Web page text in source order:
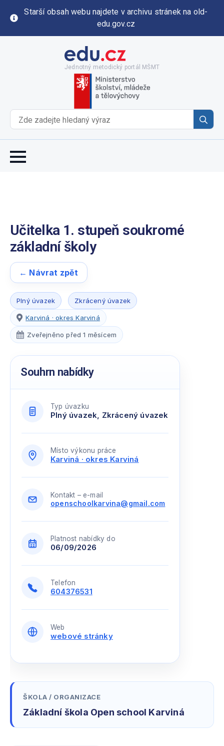
Starší obsah webu najdete v archivu stránek na old-
edu.gov.cz
Jednotný metodický portál MŠMT
for:
Učitelka 1. stupeň soukromé
základní školy
← Návrat zpět
Plný úvazek Zkrácený úvazek
Karviná · okres Karviná
Zveřejněno před 1 měsícem
Souhrn nabídky
Typ úvazku
Plný úvazek, Zkrácený úvazek
Místo výkonu práce
Karviná · okres Karviná
Kontakt – e-mail
openschoolkarvina@gmail.com
Platnost nabídky do
06/09/2026
Telefon
604376531
Web
webové stránky
ŠKOLA / ORGANIZACE
Základní škola Open school Karviná